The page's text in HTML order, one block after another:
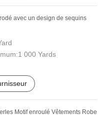
avec un design de sequins
1 000 Yards
Motif enroulé Vêtements Robe